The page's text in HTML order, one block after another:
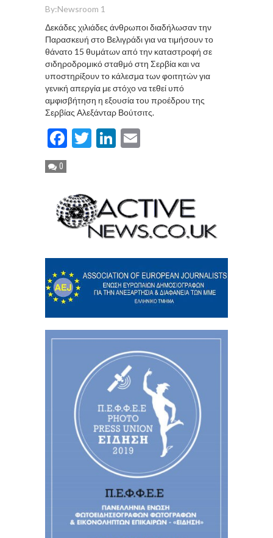
By:Newsroom 1
Δεκάδες χιλιάδες άνθρωποι διαδήλωσαν την
Παρασκευή στο Βελιγράδι για να τιμήσουν το
θάνατο 15 θυμάτων από την καταστροφή σε
σιδηροδρομικό σταθμό στη Σερβία και να
υποστηρίξουν το κάλεσμα των φοιτητών για
γενική απεργία με στόχο να τεθεί υπό
αμφισβήτηση η εξουσία του προέδρου της
Σερβίας Αλεξάνταρ Βούτσιτς.
Facebook
TwitterLinkedIn
0